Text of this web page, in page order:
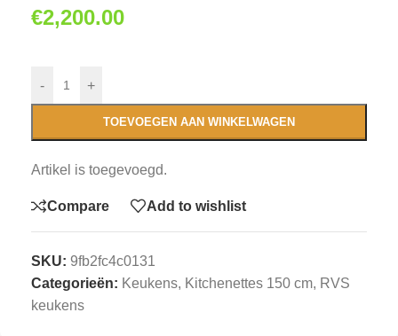
€2,200.00
- +
TOEVOEGEN AAN WINKELWAGEN
Artikel is toegevoegd.
Compare Add to wishlist
SKU: 9fb2fc4c0131
Categorieën: Keukens, Kitchenettes 150 cm, RVS
keukens